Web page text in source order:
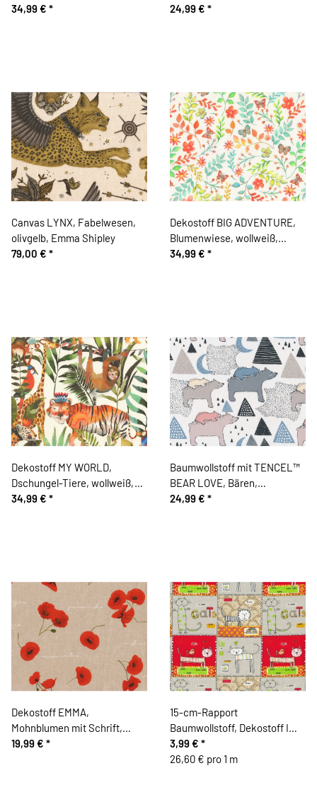
grün
34,99 € * Waben, schwarz-weiß
24,99 € *
Canvas LYNX, Fabelwesen,
olivgelb, Emma Shipley
79,00 € *
Dekostoff BIG ADVENTURE,
Blumenwiese, wollweiß,
Clarke & Clarke
34,99 € *
Dekostoff MY WORLD,
Dschungel-Tiere, wollweiß,
Clarke & Clarke
34,99 € *
Baumwollstoff mit TENCEL™
BEAR LOVE, Bären,
taubenblau
24,99 € *
Dekostoff EMMA,
Mohnblumen mit Schrift,
natur-rot
19,99 € *
15-cm-Rapport
Baumwollstoff, Dekostoff I
LOVE CATS mit niedlichen
Katzen, extrabreit, natur
3,99 € *
26,60 € pro 1 m